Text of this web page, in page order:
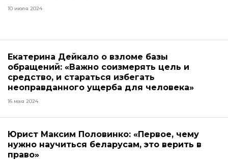
10 июля 2024
Екатерина Дейкало о взломе базы
обращений: «Важно соизмерять цель и
средство, и стараться избегать
неоправданного ущерба для человека»
16 мая 2024
Юрист Максим Половинко: «Первое, чему
нужно научиться беларусам, это верить в
право»